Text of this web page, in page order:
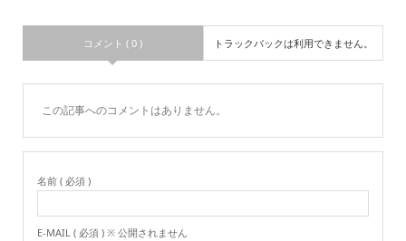
コメント ( 0 ) トラックバックは利用できません。
この記事へのコメントはありません。
名前 ( 必須 )
E-MAIL ( 必須 ) ※ 公開されません